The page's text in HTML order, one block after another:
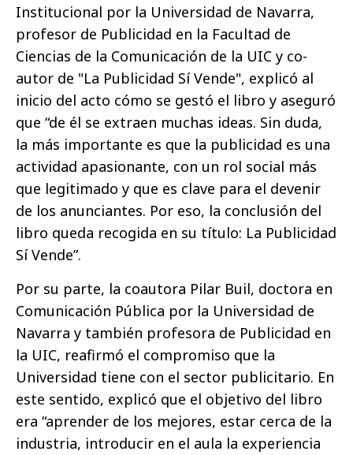
Institucional por la Universidad de Navarra,
profesor de Publicidad en la Facultad de
Ciencias de la Comunicación de la UIC y co-
autor de "La Publicidad Sí Vende", explicó al
inicio del acto cómo se gestó el libro y aseguró
que “de él se extraen muchas ideas. Sin duda,
la más importante es que la publicidad es una
actividad apasionante, con un rol social más
que legitimado y que es clave para el devenir
de los anunciantes. Por eso, la conclusión del
libro queda recogida en su título: La Publicidad
Sí Vende”.
Por su parte, la coautora Pilar Buil, doctora en
Comunicación Pública por la Universidad de
Navarra y también profesora de Publicidad en
la UIC, reafirmó el compromiso que la
Universidad tiene con el sector publicitario. En
este sentido, explicó que el objetivo del libro
era “aprender de los mejores, estar cerca de la
industria, introducir en el aula la experiencia